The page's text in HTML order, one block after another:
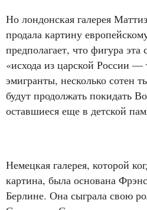
Но лондонская галерея
продала картину
предполагает, что фигура
«исхода из царской России —
эмигранты, несколько сотен
будут продолжать покидать
оставшиеся еще в детской
Немецкая галерея, которой
картина, была основана
Берлине. Она сыграла свою